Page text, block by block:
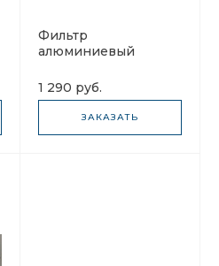
Фильтр
алюминиевый
вытяжки 450х170х8 с
1м замком
1 290 руб.
ЗАКАЗАТЬ